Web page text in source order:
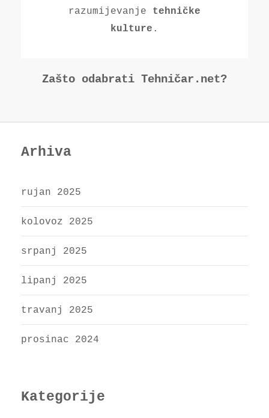
razumijevanje tehničke
kulture .
Zašto odabrati Tehničar.net?
Arhiva
rujan 2025
kolovoz 2025
srpanj 2025
lipanj 2025
travanj 2025
prosinac 2024
Kategorije